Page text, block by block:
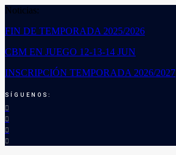
Noticias:
FIN DE TEMPORADA 2025/2026
CBM EN JUEGO 12-13-14 JUN
INSCRIPCIÓN TEMPORADA 2026/2027
SÍGUENOS: